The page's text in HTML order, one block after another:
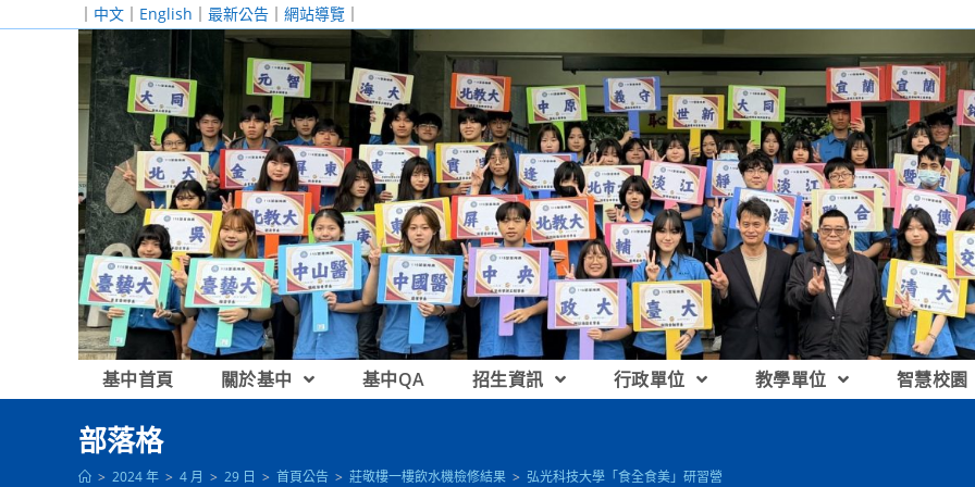
｜ 中文 ｜ English ｜ 最新公告 ｜ 網站導覽 ｜
基中首頁 關於基中 基中QA 招生資訊 行政單位 教學單位 智慧校園
部落格
> 2024 年 > 4 月 > 29 日 > 首頁公告 > 莊敬樓一樓飲水機檢修結果 > 弘光科技大學「食全食美」研習營